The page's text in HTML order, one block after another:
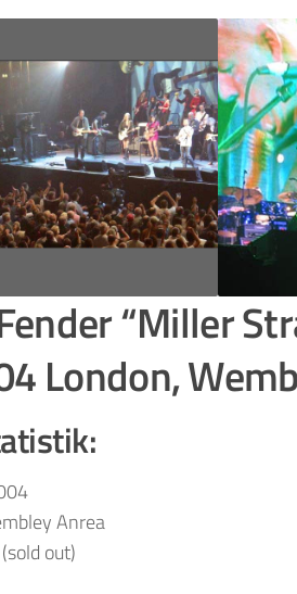
“Miller
London,
Anrea
out)